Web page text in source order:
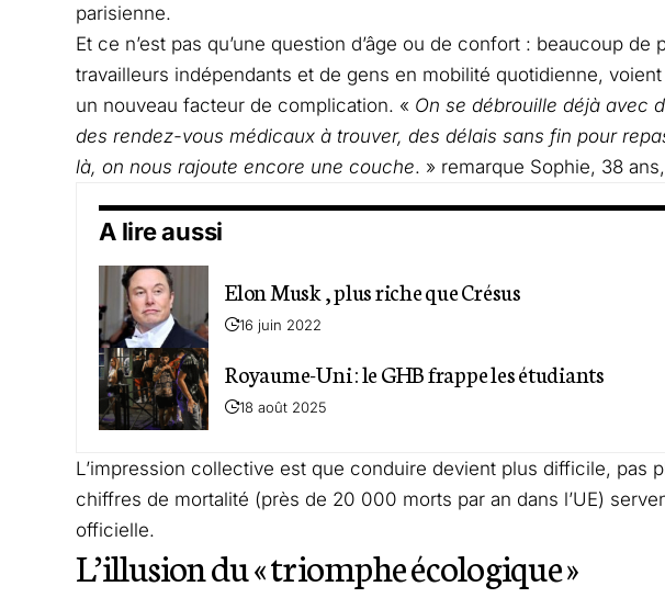
parisienne.
Et ce n’est pas qu’une question d’âge ou de confort : beaucoup de
travailleurs indépendants et de gens en mobilité quotidienne,
un nouveau facteur de complication. « On se débrouille déjà avec
des rendez-vous médicaux à trouver, des délais sans fin pour
là, on nous rajoute encore une couche. » remarque Sophie, 38
A lire aussi
Elon Musk , plus riche que Crésus
16 juin 2022
Royaume-Uni : le GHB frappe les étudiants
18 août 2025
L’impression collective est que conduire devient plus difficile, pas
chiffres de mortalité (près de 20 000 morts par an dans l’UE)
officielle.
L’illusion du « triomphe écologique »